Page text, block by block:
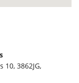
10, 3862JG,